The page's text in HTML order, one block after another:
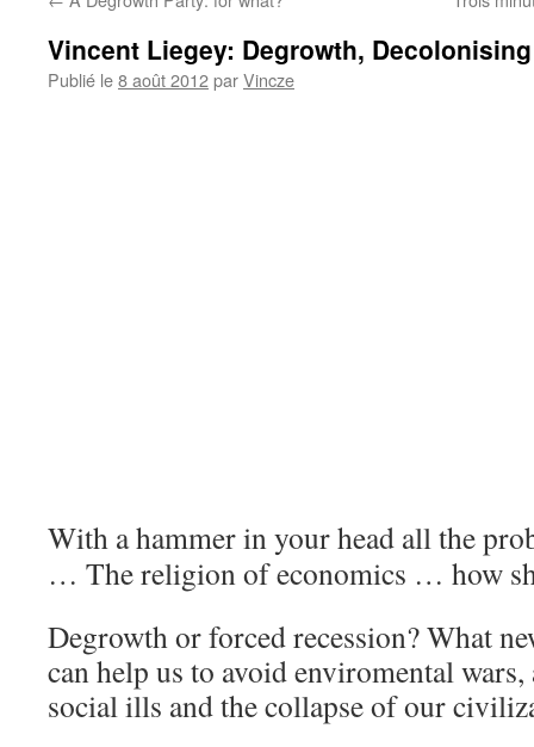
Vincent Liegey: Degrowth,
Publié le8 août 2012parVincze
With a hammer in your head all the
… The religion of economics … how
Degrowth or forced recession? What
can help us to avoid enviromental
social ills and the collapse of our